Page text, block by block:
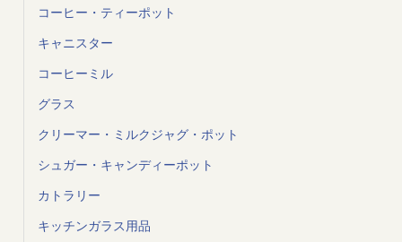
コーヒー・ティーポット
キャニスター
コーヒーミル
グラス
クリーマー・ミルクジャグ・ポット
シュガー・キャンディーポット
カトラリー
キッチンガラス用品